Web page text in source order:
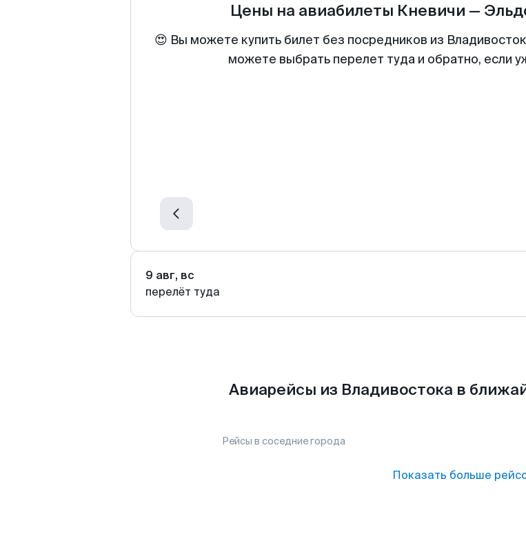
Цены на авиабилеты Кневичи —
😍 Вы можете купить билет без посредников из
можете выбрать перелет туда и обратно, если
9 авг, вс
перелёт туда
Авиарейсы из Владивостока в
Рейсы в соседние города
Показать больше